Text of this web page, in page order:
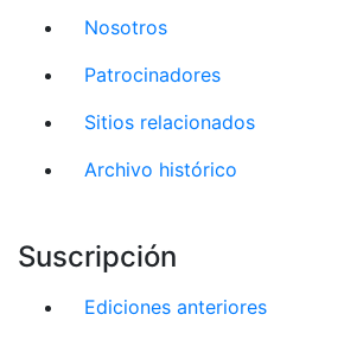
Nosotros
Patrocinadores
Sitios relacionados
Archivo histórico
Suscripción
Ediciones anteriores